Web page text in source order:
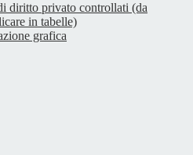
diritto privato controllati (da
in tabelle)
grafica